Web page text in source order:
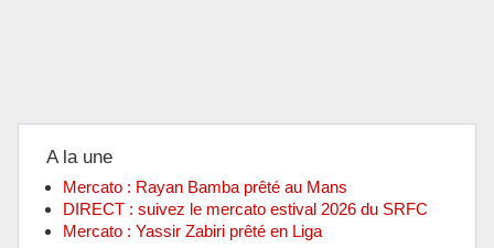
A la une
Mercato : Rayan Bamba prêté au Mans
DIRECT : suivez le mercato estival 2026 du SRFC
Mercato : Yassir Zabiri prêté en Liga